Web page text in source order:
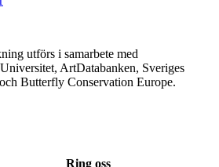
utförs i samarbete med
ArtDatabanken, Sveriges
Butterfly Conservation Europe.
Ring oss